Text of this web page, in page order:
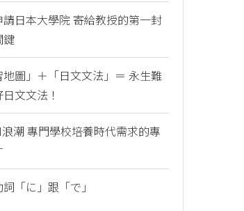
請日本大學院 寄給教授的第一封
鍵
地圖」＋「日文文法」＝ 永生難
文文法！
潮 專門學校培養時代需求的專
「に」跟「で」